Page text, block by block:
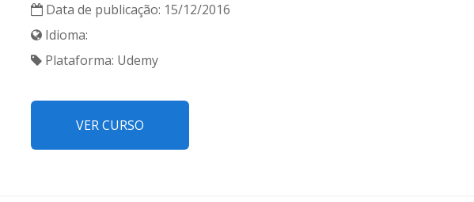
Data de publicação: 15/12/2016
Idioma:
Plataforma: Udemy
VER CURSO